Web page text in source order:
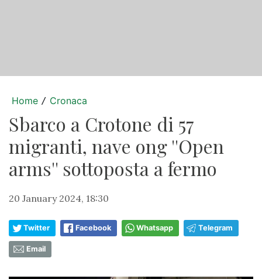
Home / Cronaca
Sbarco a Crotone di 57
migranti, nave ong ''Open
arms'' sottoposta a fermo
20 January 2024, 18:30
Twitter Facebook Whatsapp Telegram
Email